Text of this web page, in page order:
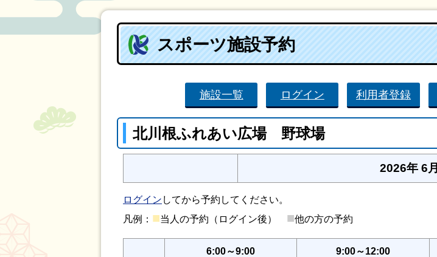
スポーツ施設予約
施設一覧 ログイン 利用者登録
北川根ふれあい広場 野球場
2026年 6月
ログイン してから予約してください。
凡例： ■当人の予約（ログイン後） ■他の方の予約
6:00～9:00 9:00～12:00